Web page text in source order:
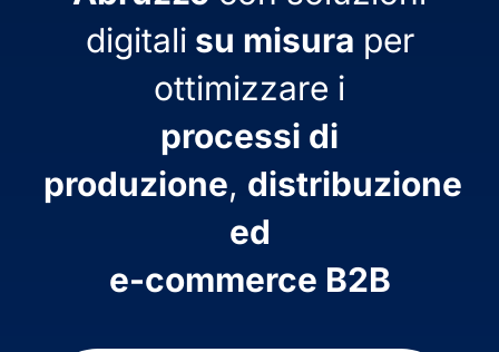
digitali su misura per
ottimizzare i
processi di
produzione, distribuzione
ed
e-commerce B2B